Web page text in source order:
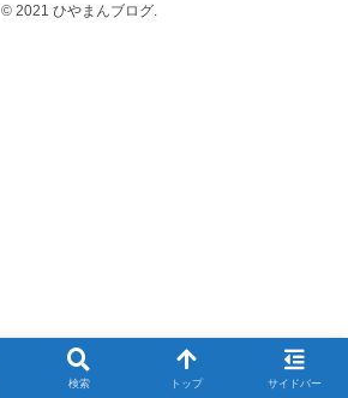
© 2021 ひやまんブログ.
検索 トップ サイドバー